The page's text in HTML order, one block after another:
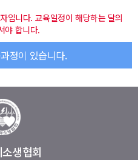
입니다. 교육일정이 해당하는 달의
야 합니다.
정이 있습니다.
생협회